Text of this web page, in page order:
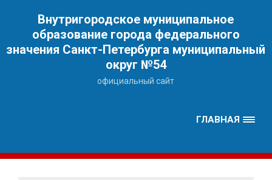
Внутригородское муниципальное
образование города федерального
значения Санкт-Петербурга муниципальный
округ №54
официальный сайт
ГЛАВНАЯ